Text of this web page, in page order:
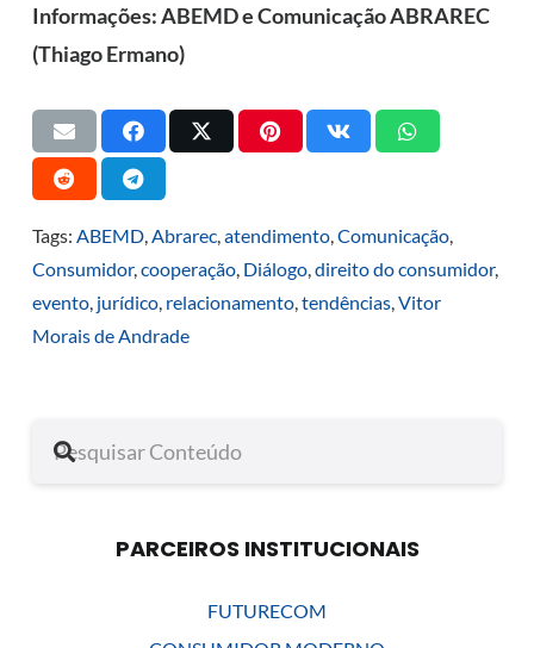
Informações: ABEMD e Comunicação ABRAREC
(Thiago Ermano)
Tags: ABEMD Abrarec atendimento Comunicação
Consumidor, cooperação Diálogo direito do consumidor,
evento jurídico relacionamento tendências Vitor
Morais de Andrade
PARCEIROS INSTITUCIONAIS
FUTURECOM